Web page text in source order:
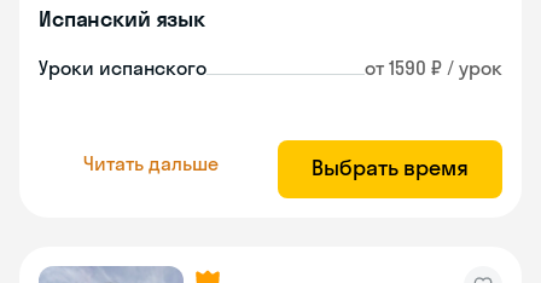
Испанский язык
Уроки испанского от 1590 ₽ / урок
Читать дальше Выбрать время